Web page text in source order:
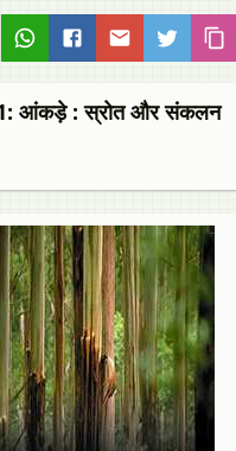
आंकड़े : स्रोत और संकलन